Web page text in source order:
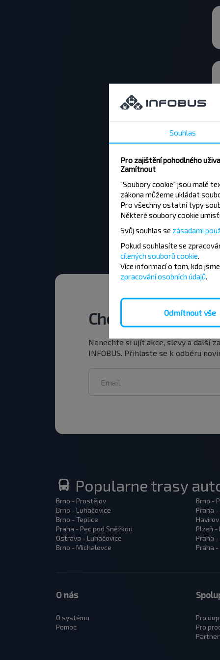
Chcete cestovat
Nenechte si ujít akce, slevy a další
INFOBUS. Přihlaste se k odběru
Popularne trasy
Brno - Prostějov
Brno - Luhačovice
Brno - Teplice
Praha - Pec pod Sněžkou
Ostrava - Luhačovice
Brno - Michalovce
Brno -
Praha
Plzeň -
Praha
Praha
O nás
O systému
Pomoc
Pro
Pro
Souhlas
Pro zajištění pohodlného
Zamítnout
"Soubory cookie" jsou malé
zákona můžeme ukládat
Pro všechny ostatní typy
Některé soubory cookie
Svůj souhlas se zásadami
Pokud souhlasíte se
cílených souborů cookie
Více informací o tom, kdo
zpracování osobních údajů
Odmítnout vše